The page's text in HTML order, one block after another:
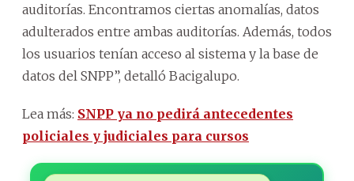
auditorías. Encontramos ciertas anomalías, datos
adulterados entre ambas auditorías. Además, todos
los usuarios tenían acceso al sistema y la base de
datos del SNPP”, detalló Bacigalupo.
Lea más: SNPP ya no pedirá antecedentes
policiales y judiciales para cursos